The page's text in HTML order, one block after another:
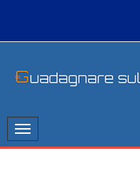
Toggle
navigation